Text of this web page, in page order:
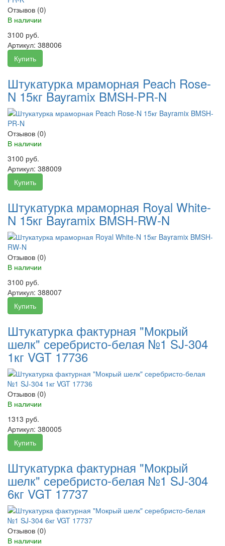
Отзывов (0)
В наличии
3100 руб.
Артикул: 388006
Купить
Штукатурка мраморная Peach Rose-
N 15кг Bayramix BMSH-PR-N
Отзывов (0)
В наличии
3100 руб.
Артикул: 388009
Купить
Штукатурка мраморная Royal White-
N 15кг Bayramix BMSH-RW-N
Отзывов (0)
В наличии
3100 руб.
Артикул: 388007
Купить
Штукатурка фактурная "Мокрый
шелк" серебристо-белая №1 SJ-304
1кг VGT 17736
Отзывов (0)
В наличии
1313 руб.
Артикул: 380005
Купить
Штукатурка фактурная "Мокрый
шелк" серебристо-белая №1 SJ-304
6кг VGT 17737
Отзывов (0)
В наличии